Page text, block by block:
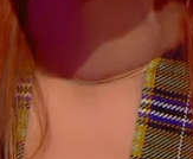
Ana Lockingse
segunda